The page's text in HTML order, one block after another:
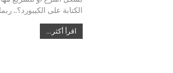
الكتابة على الكيبورد؟..
اقرأ أكثر...